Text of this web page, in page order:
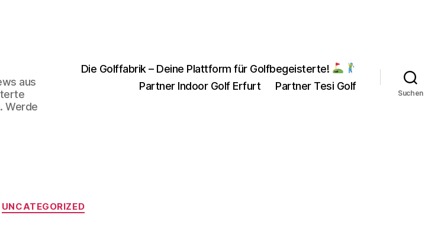
aus
Werde
Die Golffabrik – Deine Plattform für Golfbegeisterte!
Partner Indoor Golf Erfurt
Partner Tesi Golf
Suchen
Kategorien
UNCATEGORIZED